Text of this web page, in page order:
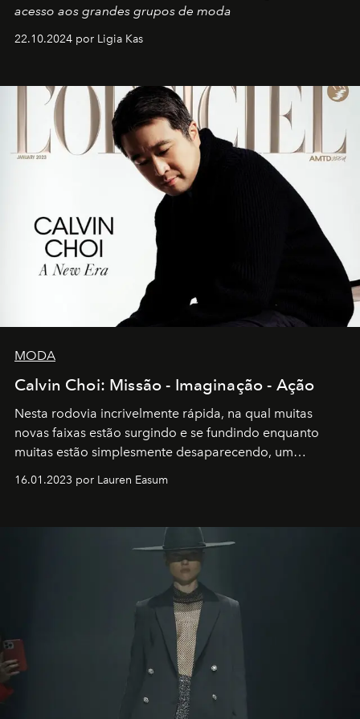
acesso aos grandes grupos de moda
22.10.2024 por Ligia Kas
MODA
Calvin Choi: Missão - Imaginação - Ação
Nesta rodovia incrivelmente rápida, na qual muitas
novas faixas estão surgindo e se fundindo enquanto
muitas estão simplesmente desaparecendo, um
transportador AMTD abrindo caminho para muitos
por propósitos, com um claro senso de missão na vida e
16.01.2023 por Lauren Easum